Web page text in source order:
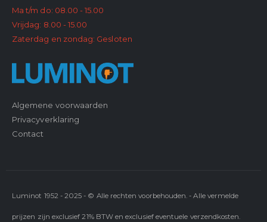
Ma t/m do: 08.00 - 15.00
Vrijdag: 8.00 - 15.00
Zaterdag en zondag: Gesloten
Algemene voorwaarden
Privacyverklaring
Contact
Luminot 1952 - 2025 - © Alle rechten voorbehouden. - Alle vermelde
prijzen zijn exclusief 21% BTW en exclusief eventuele verzendkosten.